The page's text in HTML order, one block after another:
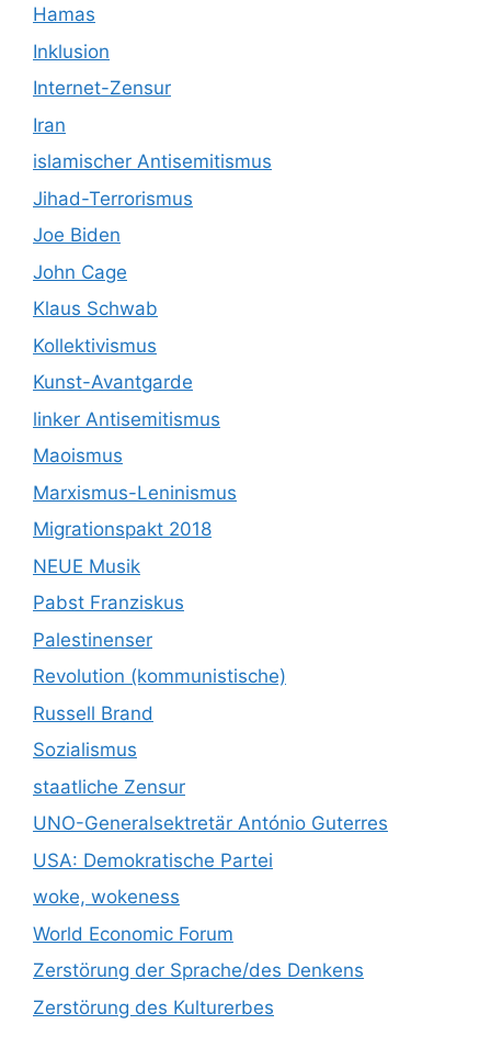
Hamas
Inklusion
Internet-Zensur
Iran
islamischer Antisemitismus
Jihad-Terrorismus
Joe Biden
John Cage
Klaus Schwab
Kollektivismus
Kunst-Avantgarde
linker Antisemitismus
Maoismus
Marxismus-Leninismus
Migrationspakt 2018
NEUE Musik
Pabst Franziskus
Palestinenser
Revolution (kommunistische)
Russell Brand
Sozialismus
staatliche Zensur
UNO-Generalsektretär António Guterres
USA: Demokratische Partei
woke, wokeness
World Economic Forum
Zerstörung der Sprache/des Denkens
Zerstörung des Kulturerbes